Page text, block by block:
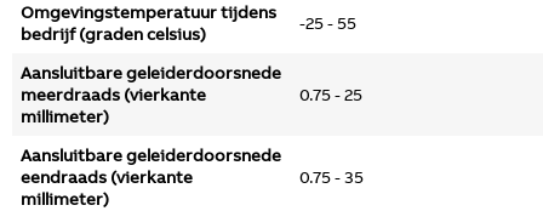
Omgevingstemperatuur tijdens
bedrijf (graden celsius)
-25 - 55
Aansluitbare geleiderdoorsnede
meerdraads (vierkante
millimeter)
0.75 - 25
Aansluitbare geleiderdoorsnede
eendraads (vierkante
millimeter)
0.75 - 35